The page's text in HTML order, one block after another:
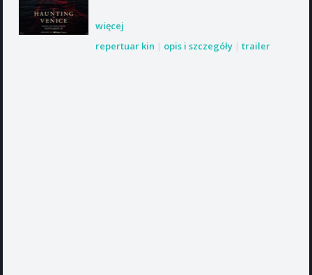
więcej
repertuar kin | opis i szczegóły | trailer